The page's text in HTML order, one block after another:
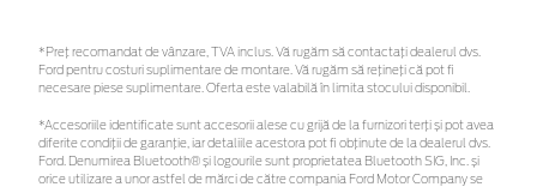
*Preţ recomandat de vânzare, TVA inclus. Vă rugăm să contactaţi dealerul dvs.
Ford pentru costuri suplimentare de montare. Vă rugăm să rețineți că pot fi
necesare piese suplimentare. Oferta este valabilă în limita stocului disponibil.
*Accesoriile identificate sunt accesorii alese cu grijă de la furnizori terți și pot avea
diferite condiții de garanție, iar detaliile acestora pot fi obținute de la dealerul dvs.
Ford. Denumirea Bluetooth® și logourile sunt proprietatea Bluetooth SIG, Inc. și
orice utilizare a unor astfel de mărci de către compania Ford Motor Company se